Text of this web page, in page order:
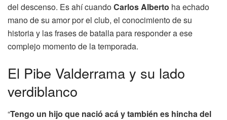
del descenso. Es ahí cuandoCarlos Alberto ha echado
mano de su amor por el club, el conocimiento de su
historia y las frases de batalla para responder a ese
complejo momento de la temporada.
El Pibe Valderrama y su lado
verdiblanco
“Tengo un hijo que nació acá y también es hincha del